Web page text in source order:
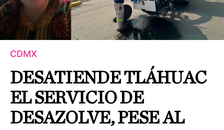
CDMX
DESATIENDE TLÁHUAC
EL SERVICIO DE
DESAZOLVE, PESE AL